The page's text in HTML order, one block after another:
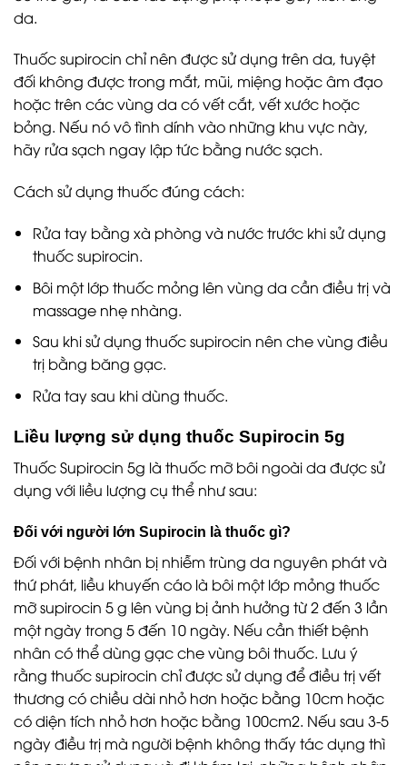
da.
Thuốc supirocin chỉ nên được sử dụng trên da, tuyệt
đối không được trong mắt, mũi, miệng hoặc âm đạo
hoặc trên các vùng da có vết cắt, vết xước hoặc
bỏng. Nếu nó vô tình dính vào những khu vực này,
hãy rửa sạch ngay lập tức bằng nước sạch.
Cách sử dụng thuốc đúng cách:
Rửa tay bằng xà phòng và nước trước khi sử dụng
thuốc supirocin.
Bôi một lớp thuốc mỏng lên vùng da cần điều trị và
massage nhẹ nhàng.
Sau khi sử dụng thuốc supirocin nên che vùng điều
trị bằng băng gạc.
Rửa tay sau khi dùng thuốc.
Liều lượng sử dụng thuốc Supirocin 5g
Thuốc Supirocin 5g là thuốc mỡ bôi ngoài da được sử
dụng với liều lượng cụ thể như sau:
Đối với người lớn Supirocin là thuốc gì?
Đối với bệnh nhân bị nhiễm trùng da nguyên phát và
thứ phát, liều khuyến cáo là bôi một lớp mỏng thuốc
mỡ supirocin 5 g lên vùng bị ảnh hưởng từ 2 đến 3 lần
một ngày trong 5 đến 10 ngày. Nếu cần thiết bệnh
nhân có thể dùng gạc che vùng bôi thuốc. Lưu ý
rằng thuốc supirocin chỉ được sử dụng để điều trị vết
thương có chiều dài nhỏ hơn hoặc bằng 10cm hoặc
có diện tích nhỏ hơn hoặc bằng 100cm2. Nếu sau 3-5
ngày điều trị mà người bệnh không thấy tác dụng thì